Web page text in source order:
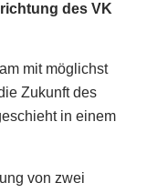
des VK
mit möglichst
Zukunft des
in einem
von zwei